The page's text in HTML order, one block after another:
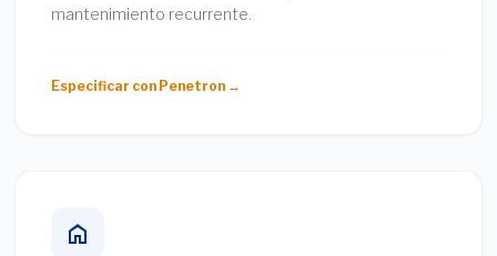
mantenimiento recurrente.
Especificar con Penetron →